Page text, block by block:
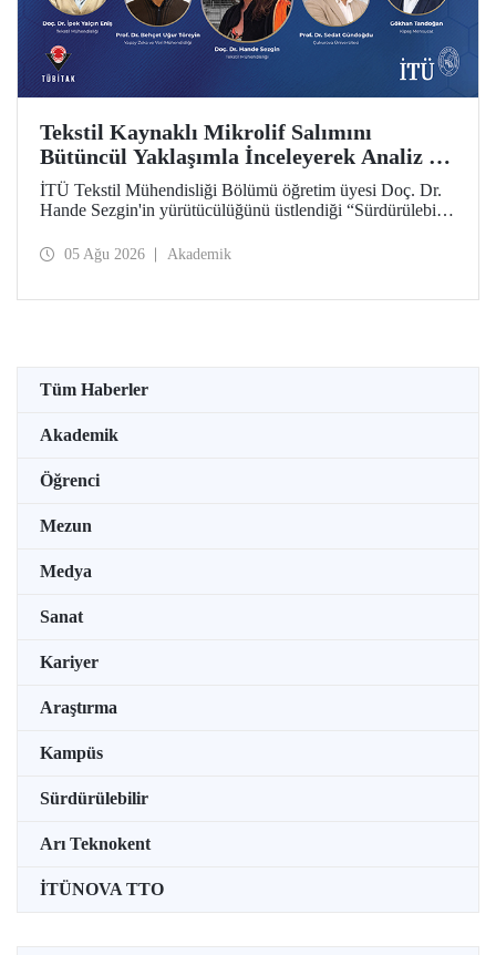
Tekstil Kaynaklı Mikrolif Salımını
Bütüncül Yaklaşımla İnceleyerek Analiz ve
Azaltım Stratejileri Geliştirecek Projeye
TÜBİTAK Desteği
İTÜ Tekstil Mühendisliği Bölümü öğretim üyesi Doç. Dr.
Hande Sezgin'in yürütücülüğünü üstlendiği “Sürdürülebilir
Koşullarına Bağlı Mikrolif Salımı: Aşınma, UV Maruziyeti
05 Ağu 2026 Akademik
Tüm Haberler
Akademik
Öğrenci
Mezun
Medya
Sanat
Kariyer
Araştırma
Kampüs
Sürdürülebilir
Arı Teknokent
İTÜNOVA TTO